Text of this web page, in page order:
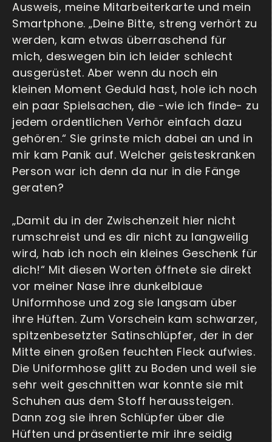
Ausweis, meine Mitarbeiterkarte und mein
Smartphone. „Deine Bitte, streng verhört zu
werden, kam etwas überraschend für
mich, deswegen bin ich leider schlecht
ausgerüstet. Aber wenn du noch ein
kleinen Moment Geduld hast, hole ich noch
ein paar Spielsachen, die -wie ich finde- zu
jedem ordentlichen Verhör einfach dazu
gehören.“ Sie grinste mich dabei an und in
mir kam Panik auf. Welcher geisteskranken
Person war ich denn da nur in die Fänge
geraten?
„Damit du in der Zwischenzeit hier nicht
rumschreist und es dir nicht zu langweilig
wird, hab ich noch ein kleines Geschenk für
dich!“ Mit diesen Worten öffnete sie direkt
vor meiner Nase ihre dunkelblaue
Uniformhose und zog sie langsam über
ihre Hüften. Zum Vorschein kam schwarzer,
spitzenbesetzter Satinschlüpfer, der in der
Mitte einen großen feuchten Fleck aufwies.
Die Uniformhose glitt zu Boden und weil sie
sehr weit geschnitten war konnte sie mit
Schuhen aus dem Stoff heraussteigen.
Dann zog sie ihren Schlüpfer über die
Hüften und präsentierte mir ihre seidig